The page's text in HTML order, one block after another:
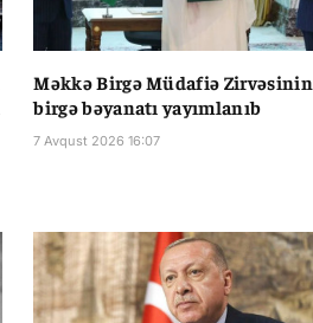
Məkkə Birgə Müdafiə Zirvəsinin
birgə bəyanatı yayımlanıb
7 Avqust 2026 16:07